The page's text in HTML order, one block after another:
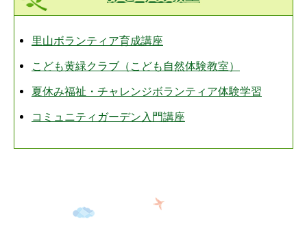
里山ボランティア育成講座
こども黄緑クラブ（こども自然体験教室）
夏休み福祉・チャレンジボランティア体験学習
コミュニティガーデン入門講座